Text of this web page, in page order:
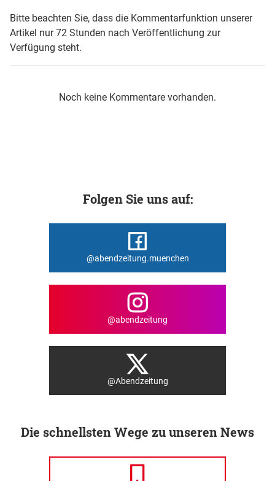
Bitte beachten Sie, dass die Kommentarfunktion unserer
Artikel nur 72 Stunden nach Veröffentlichung zur
Verfügung steht.
Noch keine Kommentare vorhanden.
Folgen Sie uns auf:
@abendzeitung.muenchen
@abendzeitung
@Abendzeitung
Die schnellsten Wege zu unseren News